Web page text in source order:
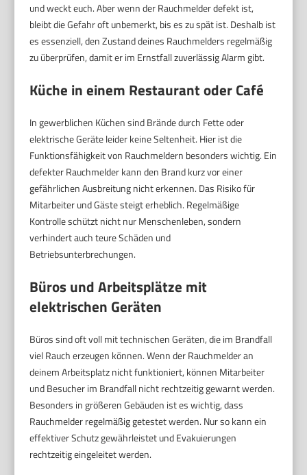
und weckt euch. Aber wenn der Rauchmelder defekt ist,
bleibt die Gefahr oft unbemerkt, bis es zu spät ist. Deshalb ist
es essenziell, den Zustand deines Rauchmelders regelmäßig
zu überprüfen, damit er im Ernstfall zuverlässig Alarm gibt.
Küche in einem Restaurant oder Café
In gewerblichen Küchen sind Brände durch Fette oder
elektrische Geräte leider keine Seltenheit. Hier ist die
Funktionsfähigkeit von Rauchmeldern besonders wichtig. Ein
defekter Rauchmelder kann den Brand kurz vor einer
gefährlichen Ausbreitung nicht erkennen. Das Risiko für
Mitarbeiter und Gäste steigt erheblich. Regelmäßige
Kontrolle schützt nicht nur Menschenleben, sondern
verhindert auch teure Schäden und
Betriebsunterbrechungen.
Büros und Arbeitsplätze mit
elektrischen Geräten
Büros sind oft voll mit technischen Geräten, die im Brandfall
viel Rauch erzeugen können. Wenn der Rauchmelder an
deinem Arbeitsplatz nicht funktioniert, können Mitarbeiter
und Besucher im Brandfall nicht rechtzeitig gewarnt werden.
Besonders in größeren Gebäuden ist es wichtig, dass
Rauchmelder regelmäßig getestet werden. Nur so kann ein
effektiver Schutz gewährleistet und Evakuierungen
rechtzeitig eingeleitet werden.